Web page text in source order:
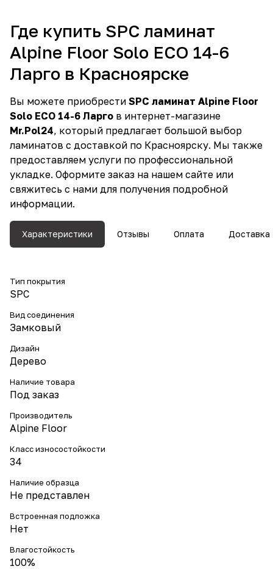
Где купить SPC ламинат
Alpine Floor Solo ECO 14-6
Ларго в Красноярске
Вы можете приобрести SPC ламинат Alpine Floor
Solo ECO 14-6 Ларго в интернет-магазине
Mr.Pol24, который предлагает большой выбор
ламинатов с доставкой по Красноярску. Мы также
предоставляем услуги по профессиональной
укладке. Оформите заказ на нашем сайте или
свяжитесь с нами для получения подробной
информации.
Характеристики Отзывы Оплата Доставка
Тип покрытия
SPC
Вид соединения
Замковый
Дизайн
Дерево
Наличие товара
Под заказ
Производитель
Alpine Floor
Класс износостойкости
34
Наличие образца
Не представлен
Встроенная подложка
Нет
Влагостойкость
100%